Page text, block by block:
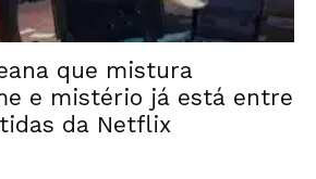
que mistura
e mistério já está entre
da Netflix